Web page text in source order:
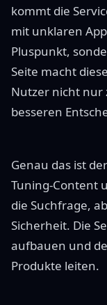
kommt die
mit unklaren
Pluspunkt,
Seite macht
Nutzer nicht nur
besseren
Genau das ist
Tuning-Content
die Suchfrage,
Sicherheit. Die
aufbauen und
Produkte leiten.